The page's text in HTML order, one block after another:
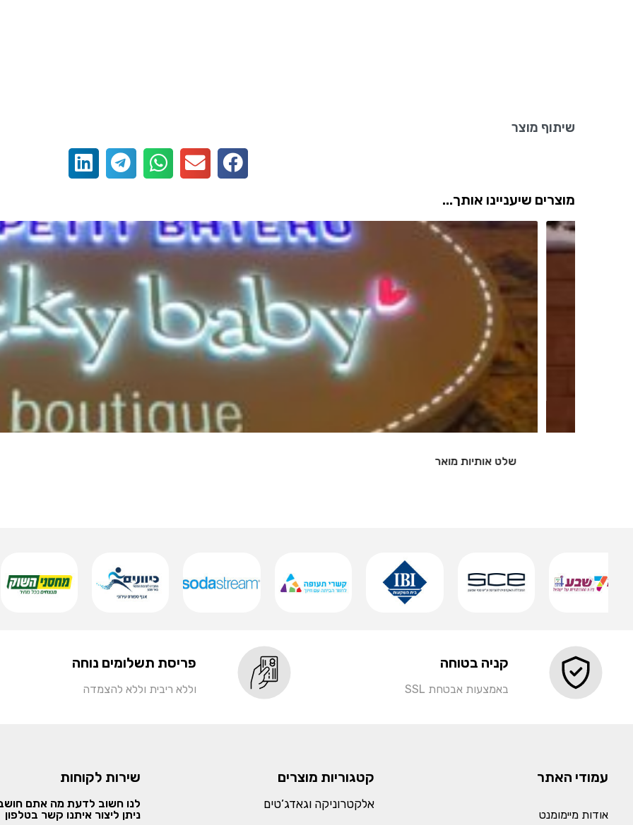
שיתוף מוצר
מוצרים שיעניינו אותך...
שלט אותיות מואר
קניה בטוחה
באמצעות אבטחת SSL
פריסת תשלומים נוחה
וללא ריבית וללא להצמדה
עמודי האתר
אודות מיימומנט
קטגוריות מוצרים
אלקטרוניקה וגאדג’טים
שירות לקוחות
לנו חשוב לדעת מה אתם
ניתן ליצור איתנו קשר בטלפון